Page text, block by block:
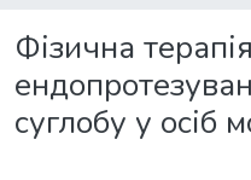
Фізична
суглобу у осіб